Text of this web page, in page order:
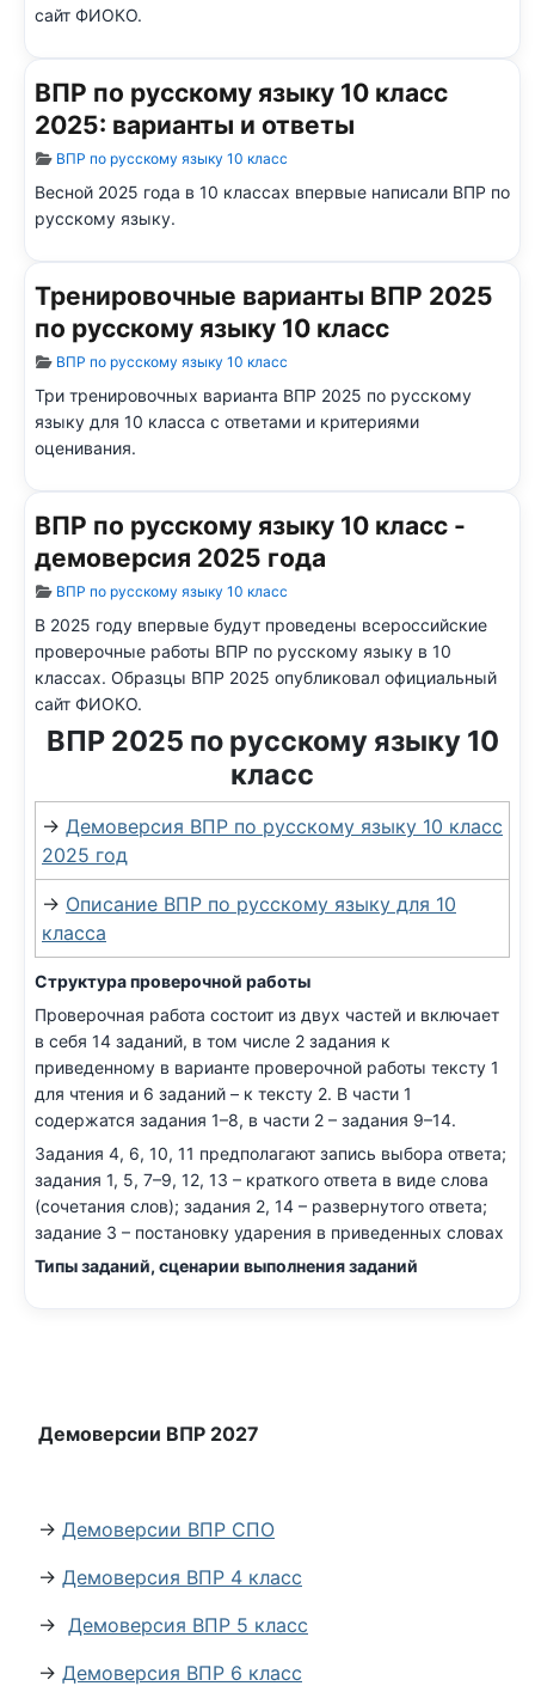
сайт ФИОКО.
ВПР по русскому языку 10 класс
2025: варианты и ответы
Информация о материале
ВПР по русскому языку 10 класс
Весной 2025 года в 10 классах впервые написали ВПР по
русскому языку.
Тренировочные варианты ВПР 2025
по русскому языку 10 класс
Информация о материале
ВПР по русскому языку 10 класс
Три тренировочных варианта ВПР 2025 по русскому
языку для 10 класса с ответами и критериями
оценивания.
ВПР по русскому языку 10 класс -
демоверсия 2025 года
Информация о материале
ВПР по русскому языку 10 класс
В 2025 году впервые будут проведены всероссийские
проверочные работы ВПР по русскому языку в 10
классах. Образцы ВПР 2025 опубликовал официальный
сайт ФИОКО.
ВПР 2025 по русскому языку 10
класс
→ Демоверсия ВПР по русскому языку 10 класс
2025 год
→ Описание ВПР по русскому языку для 10
класса
Структура проверочной работы
Проверочная работа состоит из двух частей и включает
в себя 14 заданий, в том числе 2 задания к
приведенному в варианте проверочной работы тексту 1
для чтения и 6 заданий – к тексту 2. В части 1
содержатся задания 1–8, в части 2 – задания 9–14.
Задания 4, 6, 10, 11 предполагают запись выбора ответа;
задания 1, 5, 7–9, 12, 13 – краткого ответа в виде слова
(сочетания слов); задания 2, 14 – развернутого ответа;
задание 3 – постановку ударения в приведенных словах
Типы заданий, сценарии выполнения заданий
Демоверсии ВПР 2027
→ Демоверсии ВПР СПО
→ Демоверсия ВПР 4 класс
→ Демоверсия ВПР 5 класс
→ Демоверсия ВПР 6 класс